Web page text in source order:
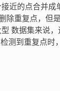
近的点合并成
除重复点，但
数据集来说，
测到重复点时